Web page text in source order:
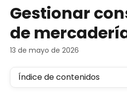
Gestionar
de
13 de mayo de 2026
Índice de contenidos